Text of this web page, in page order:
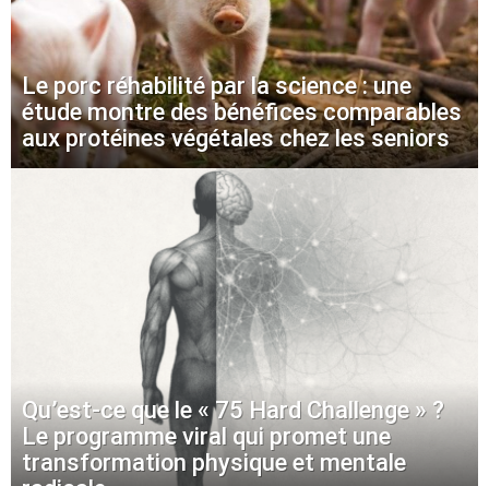
Le porc réhabilité par la science : une
étude montre des bénéfices comparables
aux protéines végétales chez les seniors
Qu’est-ce que le « 75 Hard Challenge » ?
Le programme viral qui promet une
transformation physique et mentale